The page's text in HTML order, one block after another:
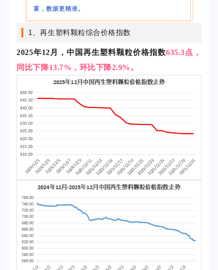
富，数据更精准。
1、再生塑料颗粒综合价格指数
2025年12月，中国再生塑料颗粒价格指数635.3点，
同比下降13.7%，环比下降2.9% 。